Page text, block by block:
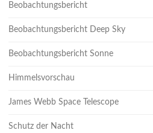
Beobachtungsbericht
Beobachtungsbericht Deep Sky
Beobachtungsbericht Sonne
Himmelsvorschau
James Webb Space Telescope
Schutz der Nacht